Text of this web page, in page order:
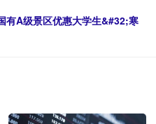
有A级景区优惠大学生&#32;寒